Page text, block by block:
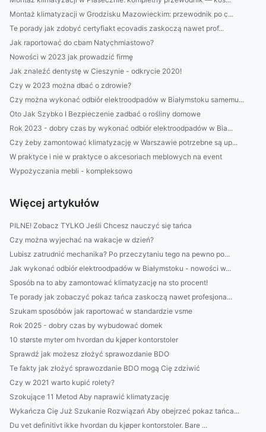
Montaż klimatyzacji w Grodzisku Mazowieckim: przewodnik po c...
Te porady jak zdobyć certyfiakt ecovadis zaskoczą nawet prof...
Jak raportować do cbam Natychmiastowo?
Nowości w 2023 jak prowadzić firmę
Jak znaleźć dentystę w Cieszynie - odkrycie 2020!
Czy w 2023 można dbać o zdrowie?
Czy można wykonać odbiór elektroodpadów w Białymstoku samemu...
Oto Jak Szybko I Bezpieczenie zadbać o rośliny domowe
Rok 2023 - dobry czas by wykonać odbiór elektroodpadów w Bia...
Czy żeby zamontować klimatyzację w Warszawie potrzebne są up...
W praktyce i nie w praktyce o akcesoriach meblowych na event
Wypożyczania mebli - kompleksowo
Więcej artykułów
PILNE! Zobacz TYLKO Jeśli Chcesz nauczyć się tańca
Czy można wyjechać na wakacje w dzień?
Lubisz zatrudnić mechanika? Po przeczytaniu tego na pewno po...
Jak wykonać odbiór elektroodpadów w Białymstoku - nowości w...
Sposób na to aby zamontować klimatyzację na sto procent!
Te porady jak zobaczyć pokaz tańca zaskoczą nawet profesjona...
Szukam sposóbów jak raportować w standardzie vsme
Rok 2025 - dobry czas by wybudować domek
10 største myter om hvordan du kjøper kontorstoler
Sprawdź jak możesz złożyć sprawozdanie BDO
Te fakty jak złożyć sprawozdanie BDO mogą Cię zdziwić
Czy w 2021 warto kupić rolety?
Szokujące 11 Metod Aby naprawić klimatyzację
Wykańcza Cię Już Szukanie Rozwiązań Aby obejrzeć pokaz tańca...
Du vet definitivt ikke hvordan du kjøper kontorstoler. Bare ...